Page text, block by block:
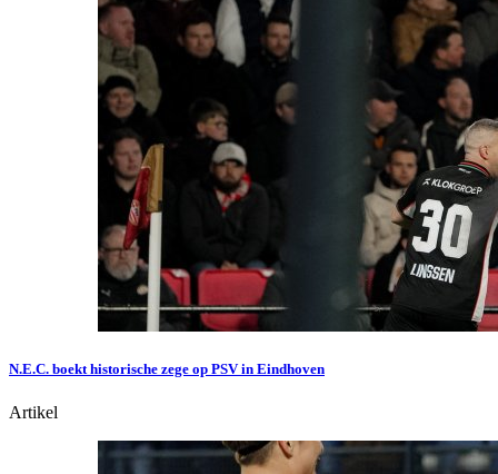
N.E.C. boekt historische zege op PSV in Eindhoven
Artikel